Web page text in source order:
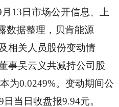
13日市场公开信息、上
数据整理，贝肯能源
相关人员股份变动情
事吴云义共减持公司股
为0.0249%。变动期间公
当日收盘报9.94元。